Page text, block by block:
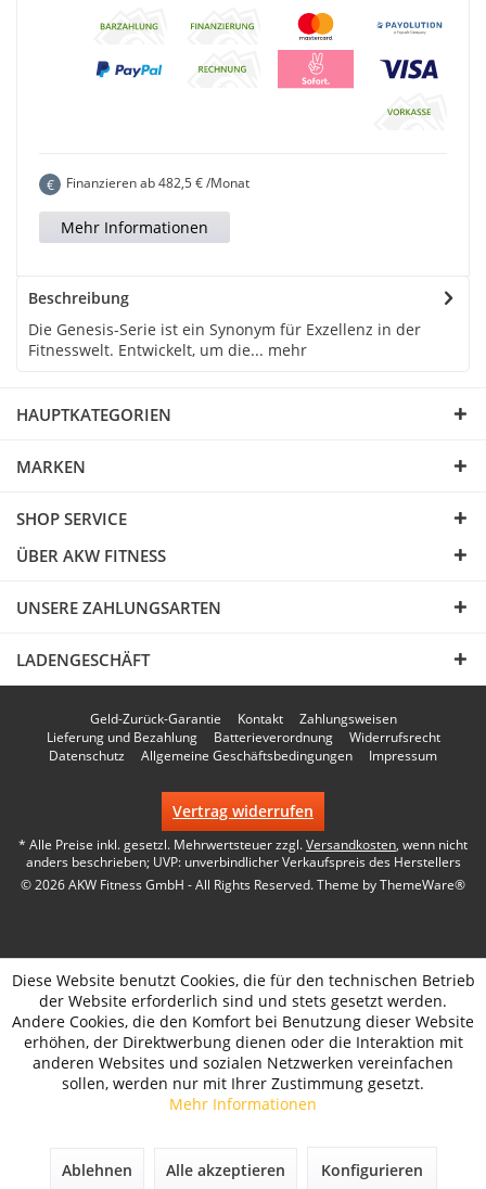
€ Finanzieren ab482,5 € /Monat
Mehr Informationen
Beschreibung
Die Genesis-Serie ist ein Synonym für Exzellenz in der
Fitnesswelt. Entwickelt, um die... mehr
HAUPTKATEGORIEN
MARKEN
SHOP SERVICE
ÜBER AKW FITNESS
UNSERE ZAHLUNGSARTEN
LADENGESCHÄFT
Geld-Zurück-Garantie Kontakt
Zahlungsweisen
Lieferung und Bezahlung
Batterieverordnung
Widerrufsrecht
Datenschutz
Allgemeine Geschäftsbedingungen Impressum
Vertrag widerrufen
* Alle Preise inkl. gesetzl. Mehrwertsteuer zzgl.Versandkosten, wenn nicht
anders beschrieben; UVP: unverbindlicher Verkaufspreis des Herstellers
© 2026 AKW Fitness GmbH - All Rights Reserved. Theme byThemeWare®
Diese Website benutzt Cookies, die für den technischen Betrieb
der Website erforderlich sind und stets gesetzt werden.
Andere Cookies, die den Komfort bei Benutzung dieser Website
erhöhen, der Direktwerbung dienen oder die Interaktion mit
anderen Websites und sozialen Netzwerken vereinfachen
sollen, werden nur mit Ihrer Zustimmung gesetzt.
Mehr Informationen
Ablehnen Alle akzeptieren Konfigurieren